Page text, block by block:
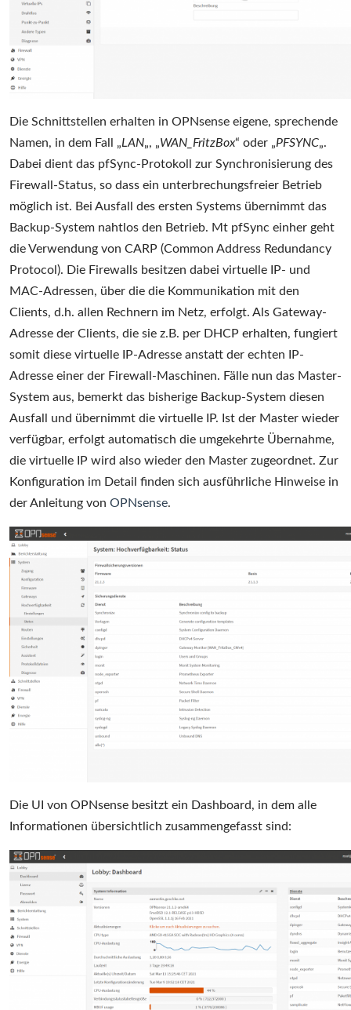
Die Schnittstellen erhalten in OPNsense eigene, sprechende
Namen, in dem Fall „LAN„, „WAN_FritzBox“ oder „PFSYNC„.
Dabei dient das pfSync-Protokoll zur Synchronisierung des
Firewall-Status, so dass ein unterbrechungsfreier Betrieb
möglich ist. Bei Ausfall des ersten Systems übernimmt das
Backup-System nahtlos den Betrieb. Mt pfSync einher geht
die Verwendung von CARP (Common Address Redundancy
Protocol). Die Firewalls besitzen dabei virtuelle IP- und
MAC-Adressen, über die die Kommunikation mit den
Clients, d.h. allen Rechnern im Netz, erfolgt. Als Gateway-
Adresse der Clients, die sie z.B. per DHCP erhalten, fungiert
somit diese virtuelle IP-Adresse anstatt der echten IP-
Adresse einer der Firewall-Maschinen. Fälle nun das Master-
System aus, bemerkt das bisherige Backup-System diesen
Ausfall und übernimmt die virtuelle IP. Ist der Master wieder
verfügbar, erfolgt automatisch die umgekehrte Übernahme,
die virtuelle IP wird also wieder den Master zugeordnet. Zur
Konfiguration im Detail finden sich ausführliche Hinweise in
der Anleitung von OPNsense.
Die UI von OPNsense besitzt ein Dashboard, in dem alle
Informationen übersichtlich zusammengefasst sind: